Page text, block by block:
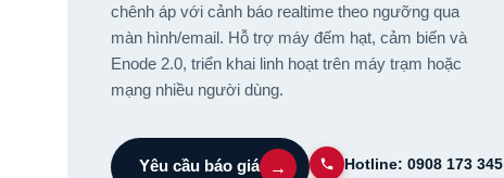
chênh áp với cảnh báo realtime theo ngưỡng qua
màn hình/email. Hỗ trợ máy đếm hạt, cảm biến và
Enode 2.0, triển khai linh hoạt trên máy trạm hoặc
mạng nhiều người dùng.
Yêu cầu báo giá → Hotline: 0908 173 345